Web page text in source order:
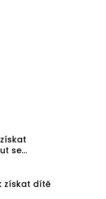
se
získat dítě